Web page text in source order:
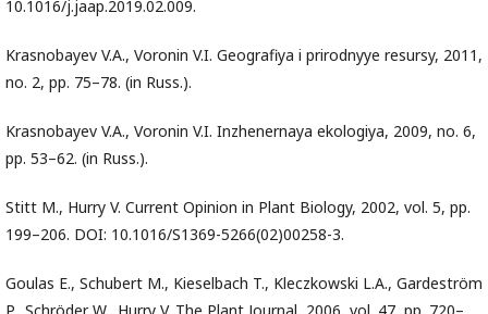
10.1016/j.jaap.2019.02.009.
Krasnobayev V.A., Voronin V.I. Geografiya i prirodnyye resursy, 2011,
no. 2, pp. 75–78. (in Russ.).
Krasnobayev V.A., Voronin V.I. Inzhenernaya ekologiya, 2009, no. 6,
pp. 53–62. (in Russ.).
Stitt M., Hurry V. Current Opinion in Plant Biology, 2002, vol. 5, pp.
199–206. DOI: 10.1016/S1369-5266(02)00258-3.
Goulas E., Schubert M., Kieselbach T., Kleczkowski L.A., Gardeström